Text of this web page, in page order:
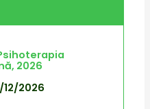
2026
12/2026